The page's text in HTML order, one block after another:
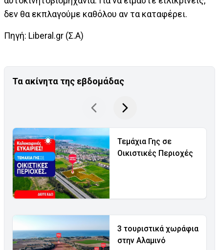
δεν θα εκπλαγούμε καθόλου αν τα καταφέρει.
Πηγή: Liberal.gr (Σ.Α)
Τα ακίνητα της εβδομάδας
Τεμάχια Γης σε
Οικιστικές Περιοχές
3 τουριστικά χωράφια
στην Αλαμινό